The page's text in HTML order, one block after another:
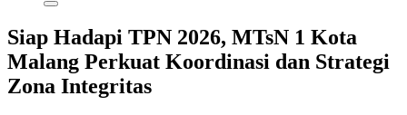
Siap Hadapi TPN 2026, MTsN 1 Kota
Malang Perkuat Koordinasi dan Strategi
Zona Integritas